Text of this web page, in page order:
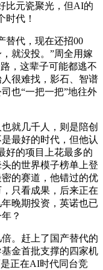
比元瓷聚光，但AI的
时代！
代，现在还招00
就没投。”周全用嫁
，这辈子可能都逃不
很难找，影石、智谱
也“一把一把”地往外
就几千人，则是陪创
最好的时代，但他认
好的项目上花最多的
的世界模子榜单上登
的赛道，他错过的优
只看成果，后来正在
晚期投资，英诺也已
？
。赶上了国产替代的
金首批支撑的四家机
正在AI时代同台竞